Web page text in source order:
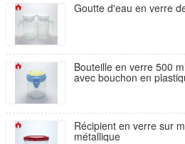
Goutte d'eau en verre
Bouteille en verre 500
avec bouchon en
Récipient en verre sur
métallique